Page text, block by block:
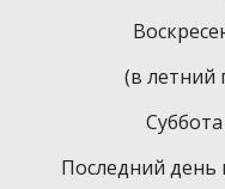
(в летний
Последний день